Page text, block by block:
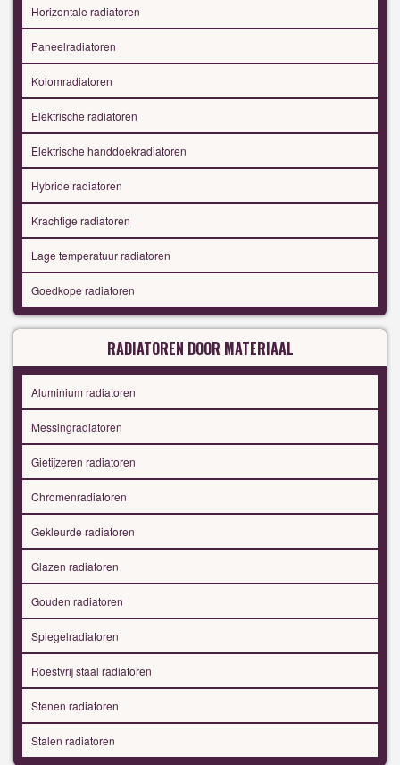
Horizontale radiatoren
Paneelradiatoren
Kolomradiatoren
Elektrische radiatoren
Elektrische handdoekradiatoren
Hybride radiatoren
Krachtige radiatoren
Lage temperatuur radiatoren
Goedkope radiatoren
RADIATOREN DOOR MATERIAAL
Aluminium radiatoren
Messingradiatoren
Gietijzeren radiatoren
Chromenradiatoren
Gekleurde radiatoren
Glazen radiatoren
Gouden radiatoren
Spiegelradiatoren
Roestvrij staal radiatoren
Stenen radiatoren
Stalen radiatoren